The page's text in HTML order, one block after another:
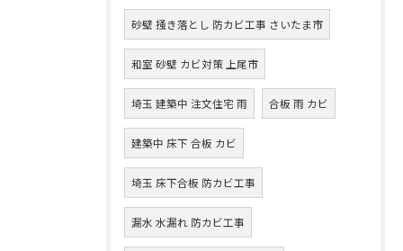
砂壁 掻き落とし 防カビ工事 さいたま市
和室 砂壁 カビ対策 上尾市
埼玉 建築中 注文住宅 雨 合板 雨 カビ
建築中 床下 合板 カビ
埼玉 床下合板 防カビ工事
漏水 水漏れ 防カビ工事